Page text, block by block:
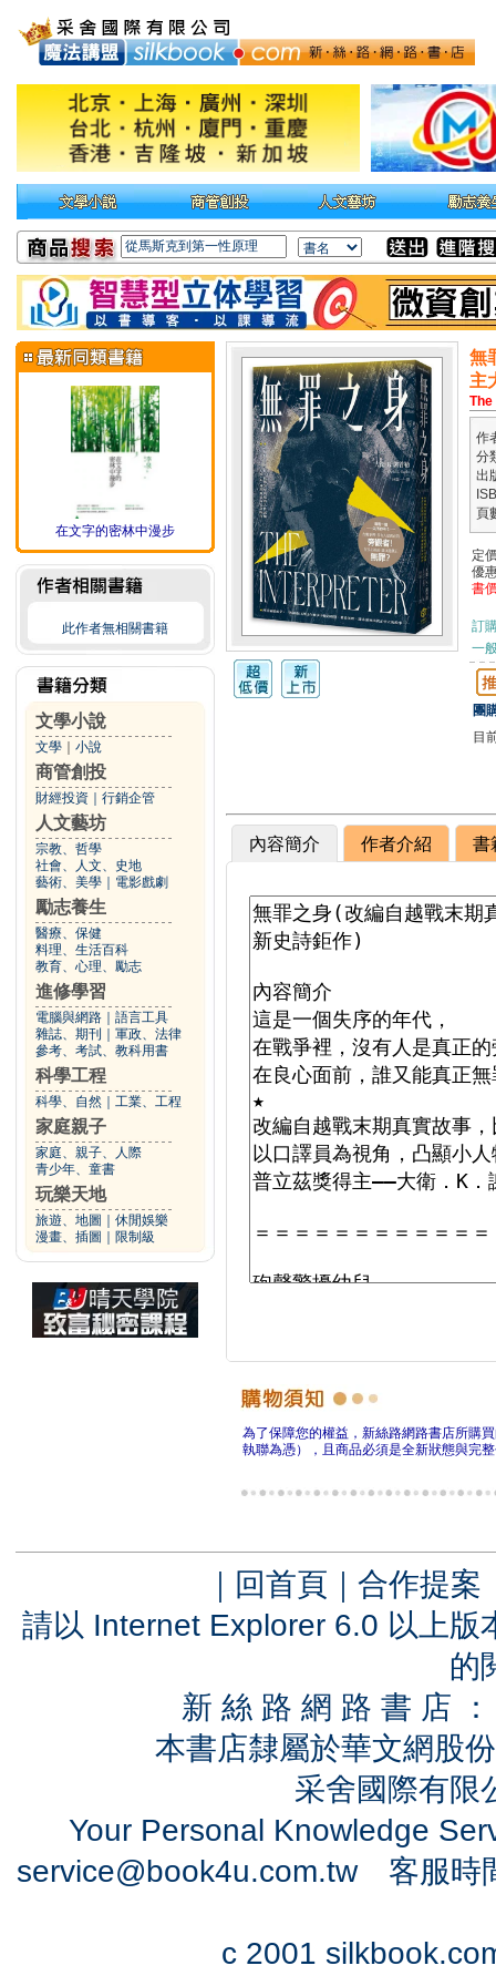
在文字的密林中漫步
此作者無相關書籍
文學小說
文學 小說
商管創投
財經投資 行銷企管
人文藝坊
宗教、哲學
社會、人文、史地
藝術、美學
電影戲劇
勵志養生
醫療、保健
料理、生活百科
教育、心理、勵志
進修學習
電腦與網路
語言工具
雜誌、期刊
軍政、法律
參考、考試、教科用書
科學工程
科學、自然 工業、工程
家庭親子
家庭、親子、人際
青少年、童書
玩樂天地
旅遊、地圖
休閒娛樂
漫畫、插圖
限制級
無
主
作
分
出
頁
定
優
書
訂
一
團
目
內容簡介 作者介紹 書
為了保障您的權益，新絲路網路書店所購
執聯為憑），且商品必須是全新狀態與完
｜ 回首頁 ｜ 合作提案
請以 Internet Explorer 6.0 以上
的
新 絲 路 網 路 書 店
本書店隸屬於華文網股
采舍國際有
Your Personal Knowledge
service@book4u.com.tw客服時
c 2001